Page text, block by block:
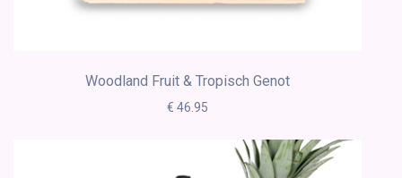
Woodland Fruit & Tropisch Genot
€ 46.95